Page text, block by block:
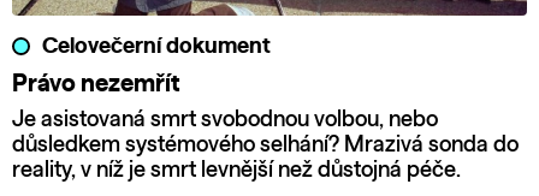
Celovečerní dokument
Právo nezemřít
Je asistovaná smrt svobodnou volbou, nebo
důsledkem systémového selhání? Mrazivá sonda do
reality, v níž je smrt levnější než důstojná péče.